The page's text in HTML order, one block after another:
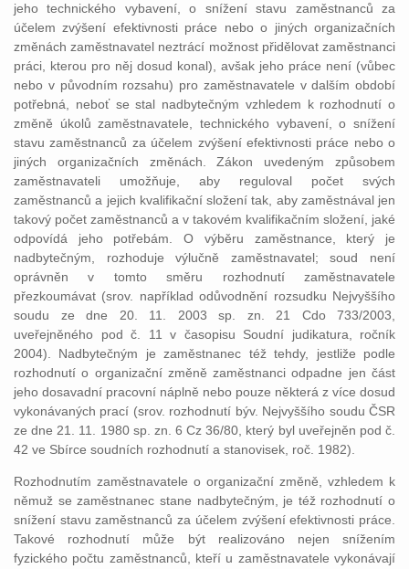
jeho technického vybavení, o snížení stavu zaměstnanců za
účelem zvýšení efektivnosti práce nebo o jiných organizačních
změnách zaměstnavatel neztrácí možnost přidělovat zaměstnanci
práci, kterou pro něj dosud konal), avšak jeho práce není (vůbec
nebo v původním rozsahu) pro zaměstnavatele v dalším období
potřebná, neboť se stal nadbytečným vzhledem k rozhodnutí o
změně úkolů zaměstnavatele, technického vybavení, o snížení
stavu zaměstnanců za účelem zvýšení efektivnosti práce nebo o
jiných organizačních změnách. Zákon uvedeným způsobem
zaměstnavateli umožňuje, aby reguloval počet svých
zaměstnanců a jejich kvalifikační složení tak, aby zaměstnával jen
takový počet zaměstnanců a v takovém kvalifikačním složení, jaké
odpovídá jeho potřebám. O výběru zaměstnance, který je
nadbytečným, rozhoduje výlučně zaměstnavatel; soud není
oprávněn v tomto směru rozhodnutí zaměstnavatele
přezkoumávat (srov. například odůvodnění rozsudku Nejvyššího
soudu ze dne 20. 11. 2003 sp. zn. 21 Cdo 733/2003,
uveřejněného pod č. 11 v časopisu Soudní judikatura, ročník
2004). Nadbytečným je zaměstnanec též tehdy, jestliže podle
rozhodnutí o organizační změně zaměstnanci odpadne jen část
jeho dosavadní pracovní náplně nebo pouze některá z více dosud
vykonávaných prací (srov. rozhodnutí býv. Nejvyššího soudu ČSR
ze dne 21. 11. 1980 sp. zn. 6 Cz 36/80, který byl uveřejněn pod č.
42 ve Sbírce soudních rozhodnutí a stanovisek, roč. 1982).
Rozhodnutím zaměstnavatele o organizační změně, vzhledem k
němuž se zaměstnanec stane nadbytečným, je též rozhodnutí o
snížení stavu zaměstnanců za účelem zvýšení efektivnosti práce.
Takové rozhodnutí může být realizováno nejen snížením
fyzického počtu zaměstnanců, kteří u zaměstnavatele vykonávají